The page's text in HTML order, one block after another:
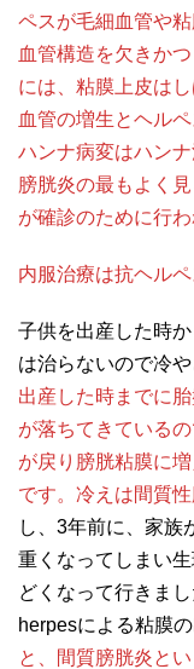
ペスが毛細血管や
血管構造を欠きか
には、粘膜上皮は
血管の増生とヘル
ハンナ病変はハン
膀胱炎の最もよく
が確診のために行
内服治療は抗ヘル
子供を出産した時
は治らないので冷
出産した時までに
が落ちてきている
が戻り膀胱粘膜に
です。冷えは間質
し、3年前に、家族
重くなってしまい
どくなって行きま
herpesによる粘膜の
と、間質膀胱炎と